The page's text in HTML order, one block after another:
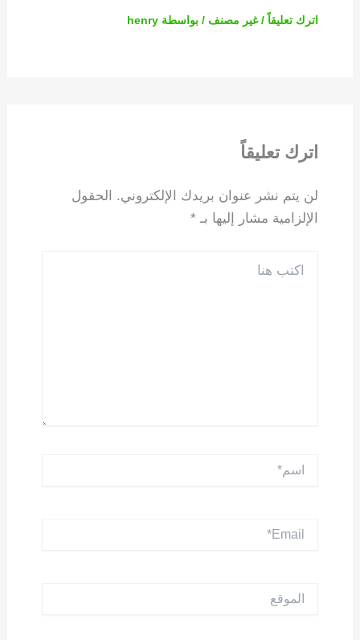
اترك تعليقاً /غير مصنف / بواسطة henry
اترك تعليقاً
لن يتم نشر عنوان بريدك الإلكتروني.
الحقول
الإلزامية مشار إليها بـ *
اسم*